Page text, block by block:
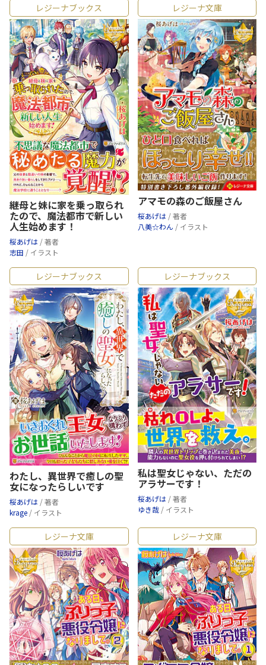
レジーナブックス
継母と妹に家を乗っ取られ
たので、魔法都市で新しい
人生始めます！
桜あげは / 著者
志田 / イラスト
レジーナ文庫
アマモの森のご飯屋さん
桜あげは / 著者
八美☆わん / イラスト
レジーナブックス
わたし、異世界で癒しの聖
女になったらしいです
桜あげは / 著者
krage / イラスト
レジーナブックス
私は聖女じゃない、ただの
アラサーです！
桜あげは / 著者
ゆき哉 / イラスト
レジーナ文庫 レジーナ文庫